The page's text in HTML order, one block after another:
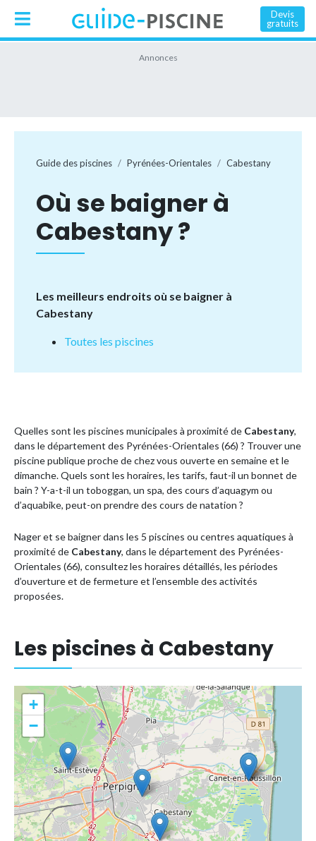
Devis
gratuits
Guide des piscines Pyrénées-Orientales Cabestany
Où se baigner à
Cabestany ?
Les meilleurs endroits où se baigner à
Cabestany
Toutes les piscines
Quelles sont les piscines municipales à proximité de Cabestany,
dans le département des Pyrénées-Orientales (66) ? Trouver une
piscine publique proche de chez vous ouverte en semaine et le
dimanche. Quels sont les horaires, les tarifs, faut-il un bonnet de
bain ? Y-a-t-il un toboggan, un spa, des cours d’aquagym ou
d’aquabike, peut-on prendre des cours de natation ?
Nager et se baigner dans les 5 piscines ou centres aquatiques à
proximité de Cabestany, dans le département des Pyrénées-
Orientales (66), consultez les horaires détaillés, les périodes
d’ouverture et de fermeture et l’ensemble des activités
proposées.
Les piscines à Cabestany
+
−